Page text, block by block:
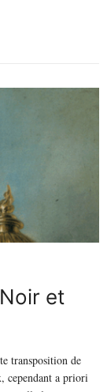
et
transposition de
cependant a priori